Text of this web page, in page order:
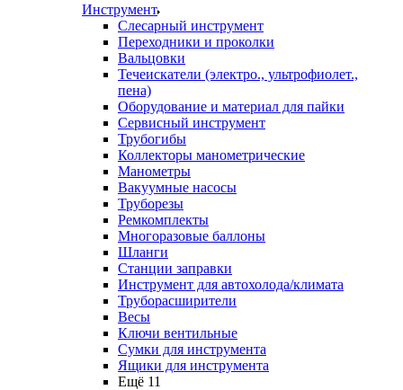
Инструмент
Слесарный инструмент
Переходники и проколки
Вальцовки
Течеискатели (электро., ультрофиолет.,
пена)
Оборудование и материал для пайки
Сервисный инструмент
Трубогибы
Коллекторы манометрические
Манометры
Вакуумные насосы
Труборезы
Ремкомплекты
Многоразовые баллоны
Шланги
Станции заправки
Инструмент для автохолода/климата
Труборасширители
Весы
Ключи вентильные
Сумки для инструмента
Ящики для инструмента
Ещё 11